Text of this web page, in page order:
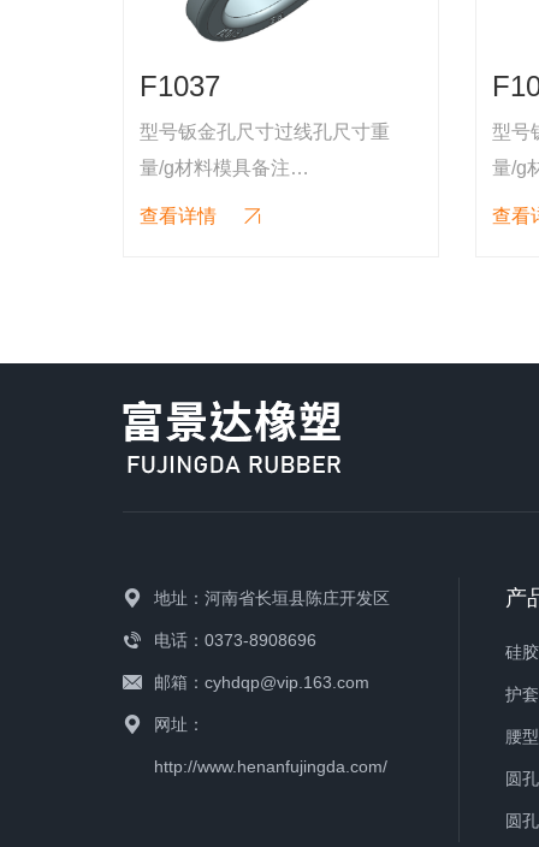
F1035
型号钣金孔尺寸过线孔尺寸重
量/g材料模具备注
F1035φ50
查看详情
型号
量/g
查看
地址：河南省长垣县陈庄开发区
电话：0373-8908696
邮箱：cyhdqp@vip.163.com
网址：
http://www.henanfujingda.com/
产
硅胶
护套
腰
圆
圆